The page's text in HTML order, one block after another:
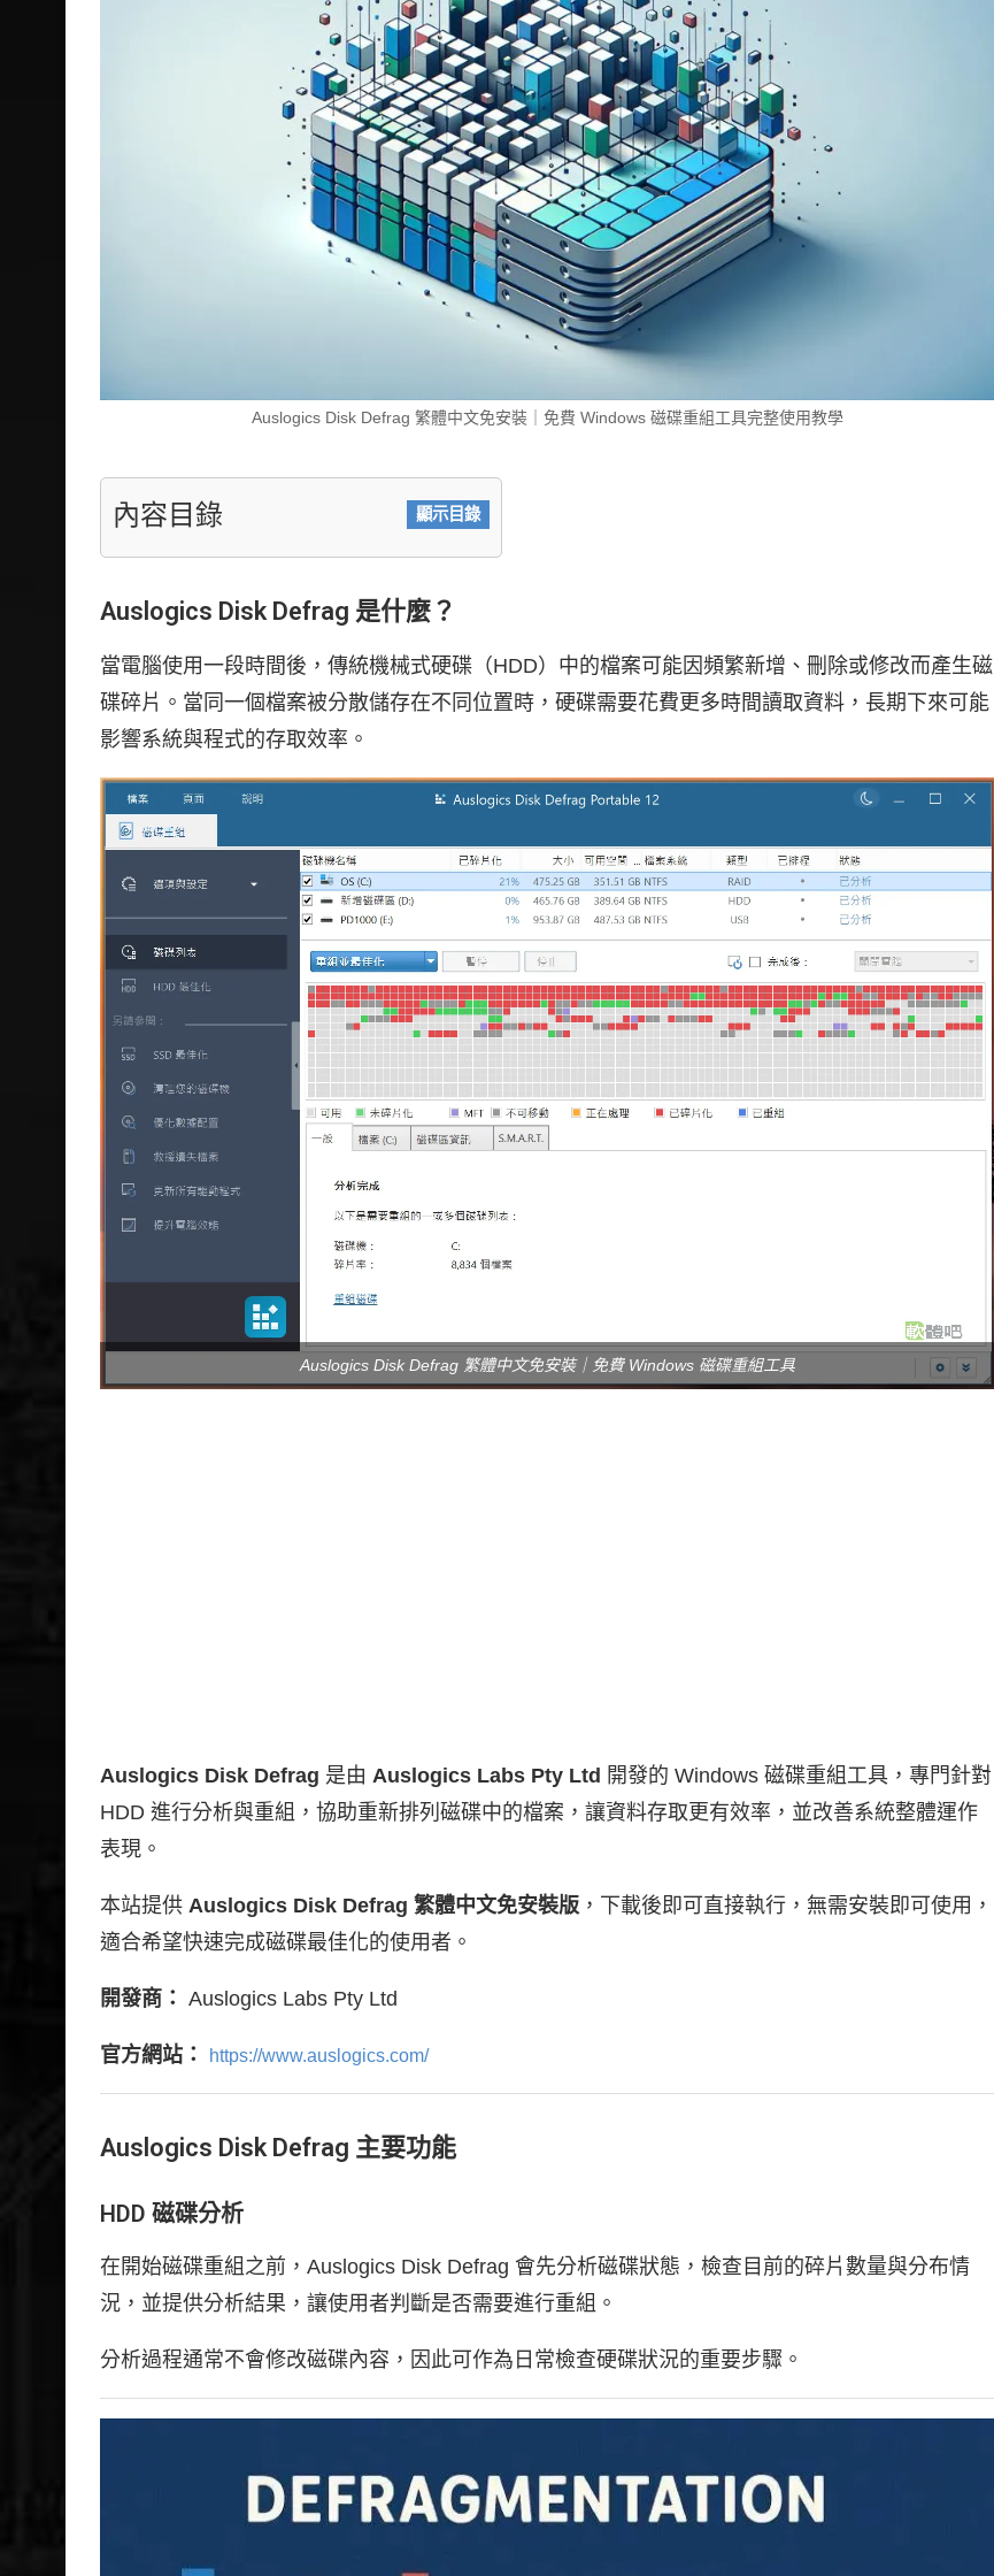
Auslogics Disk Defrag 繁體中文免安裝｜免費 Windows 磁碟重組工具完整使用教學
內容目錄 顯示目錄
Auslogics Disk Defrag 是什麼？
當電腦使用一段時間後，傳統機械式硬碟（HDD）中的檔案可能因頻繁新增、刪除或修改而產生磁
碟碎片。當同一個檔案被分散儲存在不同位置時，硬碟需要花費更多時間讀取資料，長期下來可能
影響系統與程式的存取效率。
Auslogics Disk Defrag 繁體中文免安裝｜免費 Windows 磁碟重組工具
Auslogics Disk Defrag 是由 Auslogics Labs Pty Ltd 開發的 Windows 磁碟重組工具，專門針對
HDD 進行分析與重組，協助重新排列磁碟中的檔案，讓資料存取更有效率，並改善系統整體運作
表現。
本站提供 Auslogics Disk Defrag 繁體中文免安裝版 ，下載後即可直接執行，無需安裝即可使用，
適合希望快速完成磁碟最佳化的使用者。
開發商： Auslogics Labs Pty Ltd
官方網站： https://www.auslogics.com/
Auslogics Disk Defrag 主要功能
HDD 磁碟分析
在開始磁碟重組之前，Auslogics Disk Defrag 會先分析磁碟狀態，檢查目前的碎片數量與分布情
況，並提供分析結果，讓使用者判斷是否需要進行重組。
分析過程通常不會修改磁碟內容，因此可作為日常檢查硬碟狀況的重要步驟。